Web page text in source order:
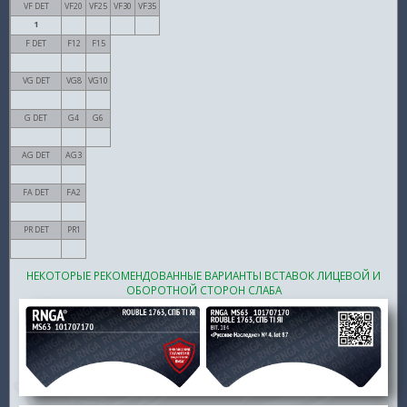
VF DET
VF20 VF25 VF30
VF35
1
F DET
F12 F15
VG DET VG8 VG10
G DET G4 G6
AG DET AG3
FA DET FA2
PR DET PR1
НЕКОТОРЫЕ РЕКОМЕНДОВАННЫЕ ВАРИАНТЫ ВСТАВОК ЛИЦЕВОЙ И
ОБОРОТНОЙ СТОРОН СЛАБА